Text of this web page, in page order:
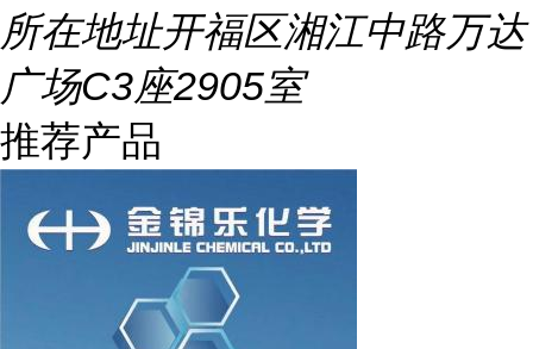
所在地址开福区湘江中路万达
广场C3座2905室
推荐产品